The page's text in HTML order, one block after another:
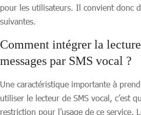
pour les utilisateurs. Il convient donc
suivantes.
Comment intégrer la
messages par SMS vocal ?
Une caractéristique importante à
utiliser le lecteur de SMS vocal, c’est
restriction pour l’usage de ce service.